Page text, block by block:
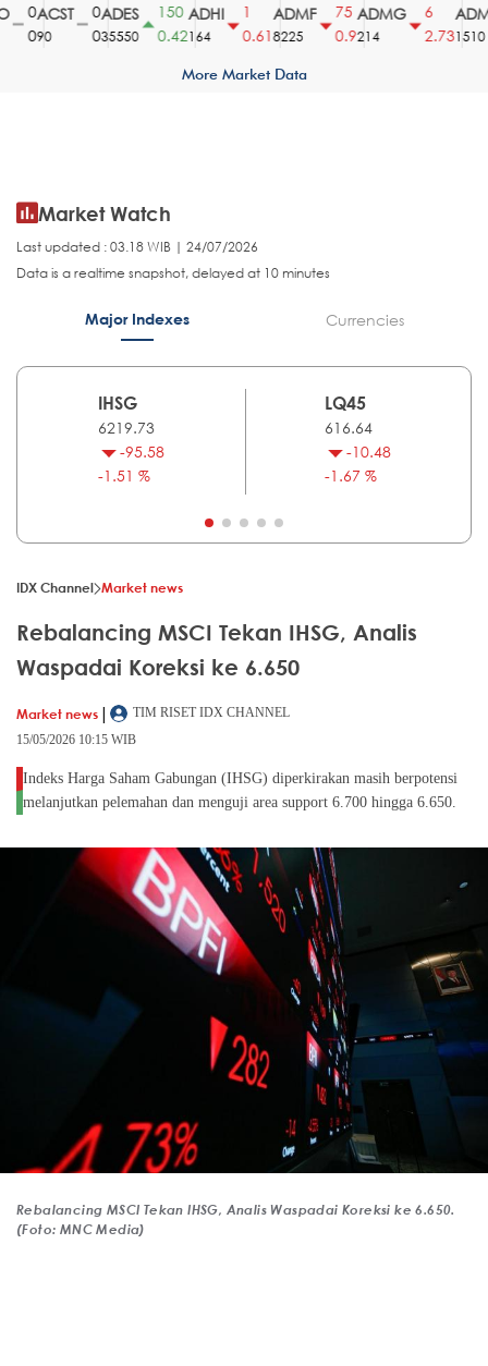
ACST
90
ADES
35550
150
0.42
ADHI
164
0.61
ADMF
8225
75
0.9
ADMG
214
2.73
ADMR
1510
More Market Data
Market Watch
Last updated : 03.18 WIB | 24/07/2026
Data is a realtime snapshot, delayed at 10 minutes
Major Indexes Currencies
IHSG
6219.73
-95.58
-1.51 %
LQ45
616.64
-10.48
-1.67 %
IDX Channel Market news
Rebalancing MSCI Tekan IHSG, Analis
Waspadai Koreksi ke 6.650
Market news |
TIM RISET IDX CHANNEL
15/05/2026 10:15 WIB
Indeks Harga Saham Gabungan (IHSG) diperkirakan masih berpotensi
melanjutkan pelemahan dan menguji area support 6.700 hingga 6.650.
Rebalancing MSCI Tekan IHSG, Analis Waspadai Koreksi ke 6.650.
(Foto: MNC Media)